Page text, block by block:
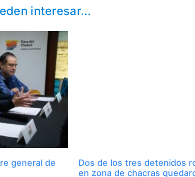
interesar...
general de
Dos de los tres detenidos
en zona de chacras